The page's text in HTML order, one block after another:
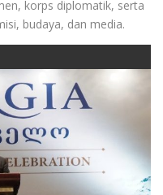
korps diplomatik, serta
budaya, dan media.